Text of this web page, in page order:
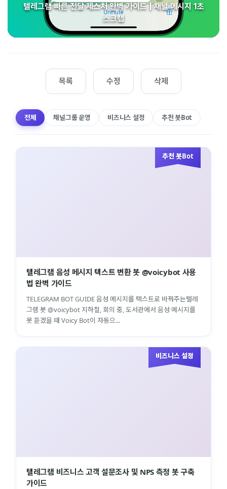
텔레그램 빠른 전달 제스처 완벽 가이드 | 채널 메시지 1초
스크랩
목록 수정 삭제
전체 채널그룹 운영 비즈니스 설정 추천 봇Bot
추천 봇Bot
텔레그램 음성 메시지 텍스트 변환 봇 @voicybot 사용
법 완벽 가이드
TELEGRAM BOT GUIDE 음성 메시지를 텍스트로 바꿔주는텔레
그램 봇 @voicybot 지하철, 회의 중, 도서관에서 음성 메시지를
못 듣겠을 때 Voicy Bot이 자동으...
비즈니스 설정
텔레그램 비즈니스 고객 설문조사 및 NPS 측정 봇 구축
가이드